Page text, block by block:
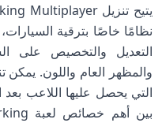
نظامًا خاصًا بترقية
التعديل والتخصيص على
والمظهر العام واللون. يمكن
التي يحصل عليها اللاعب